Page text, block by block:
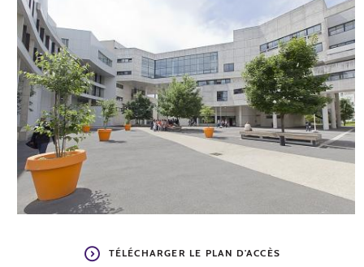
TÉLÉCHARGER LE PLAN D'ACCÈS